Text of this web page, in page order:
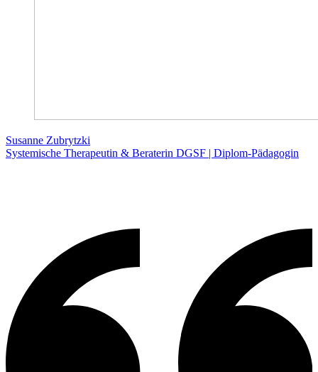
Susanne Zubrytzki
Systemische Therapeutin & Beraterin DGSF | Diplom-Pädagogin